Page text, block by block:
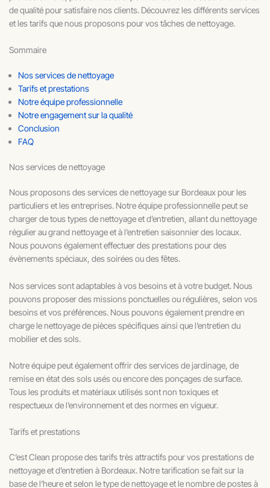
de qualité pour satisfaire nos clients. Découvrez les différents services
et les tarifs que nous proposons pour vos tâches de nettoyage.
Sommaire
Nos services de nettoyage
Tarifs et prestations
Notre équipe professionnelle
Notre engagement sur la qualité
Conclusion
FAQ
Nos services de nettoyage
Nous proposons des services de nettoyage sur Bordeaux pour les
particuliers et les entreprises. Notre équipe professionnelle peut se
charger de tous types de nettoyage et d’entretien, allant du nettoyage
régulier au grand nettoyage et à l’entretien saisonnier des locaux.
Nous pouvons également effectuer des prestations pour des
évènements spéciaux, des soirées ou des fêtes.
Nos services sont adaptables à vos besoins et à votre budget. Nous
pouvons proposer des missions ponctuelles ou régulières, selon vos
besoins et vos préférences. Nous pouvons également prendre en
charge le nettoyage de pièces spécifiques ainsi que l’entretien du
mobilier et des sols.
Notre équipe peut également offrir des services de jardinage, de
remise en état des sols usés ou encore des ponçages de surface.
Tous les produits et matériaux utilisés sont non toxiques et
respectueux de l’environnement et des normes en vigueur.
Tarifs et prestations
C’est Clean propose des tarifs très attractifs pour vos prestations de
nettoyage et d’entretien à Bordeaux. Notre tarification se fait sur la
base de l’heure et selon le type de nettoyage et le nombre de postes à